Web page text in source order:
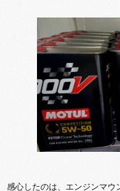
感心したのは、エンジンマウ